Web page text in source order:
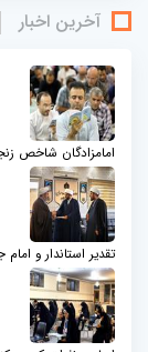
آخرین اخبار
امامزادگان شاخص
تقدیر استاندار و